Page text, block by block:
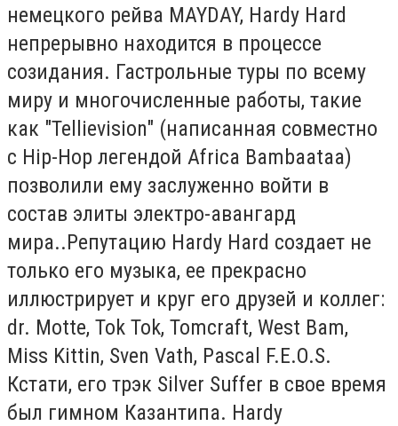
немецкого рейва MAYDAY, Hardy Hard
непрерывно находится в процессе
созидания. Гастрольные туры по всему
миру и многочисленные работы, такие
как "Tellievision" (написанная совместно
с Hip-Hop легендой Africa Bambaataa)
позволили ему заслуженно войти в
состав элиты электро-авангард
мира..Репутацию Hardy Hard создает не
только его музыка, ее прекрасно
иллюстрирует и круг его друзей и коллег:
dr. Motte, Tok Tok, Tomcraft, West Bam,
Miss Kittin, Sven Vath, Pascal F.E.O.S.
Кстати, его трэк Silver Suffer в свое время
был гимном Казантипа. Hardy